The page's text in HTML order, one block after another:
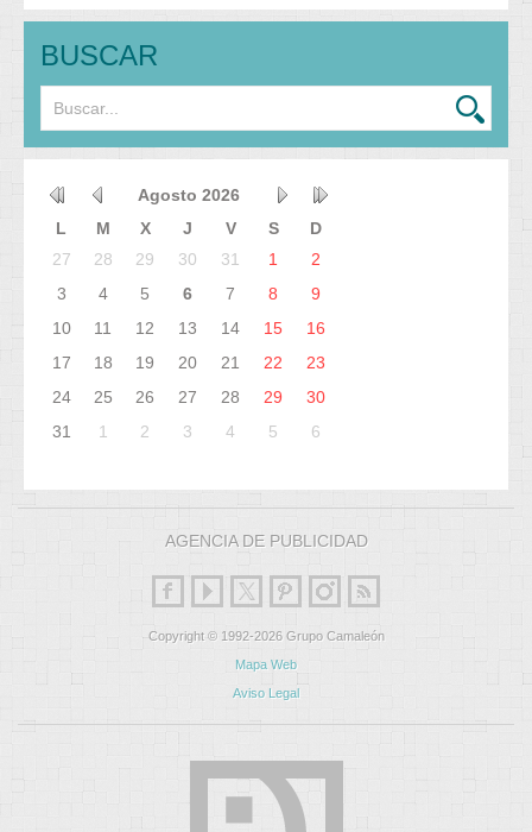
BUSCAR
Agosto 2026
L
M X J V S
D
27
28 29 30 31 1
2
3
4 5 6 7 8
9
10
11 12 13 14 15
16
17
18 19 20 21 22
23
24
25 26 27 28 29
30
31
1 2 3 4 5 6
AGENCIA DE PUBLICIDAD
Copyright © 1992-2026 Grupo Camaleón
Mapa Web
Aviso Legal